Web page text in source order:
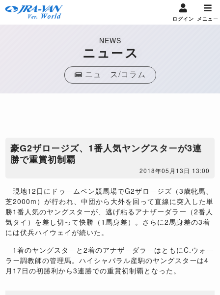
ログイン メニュー
NEWS
ニュース
ニュース/コラム
豪G2ザロージズ、1番人気ヤングスターが3連
勝で重賞初制覇
2018年05月13日 13:00
現地12日にドゥームベン競馬場でG2ザロージズ（3歳牝馬、
芝2000m）が行われ、中団から大外を回って直線に突入した単
勝1番人気のヤングスターが、逃げ粘るアナザーダラー（2番人
気タイ）を差し切って快勝（1馬身差）。さらに2馬身差の3着
には伏兵ハイウェイが続いた。
1着のヤングスターと2着のアナザーダラーはともにC.ウォー
ラー調教師の管理馬。ハイシャパラル産駒のヤングスターは4
月17日の初勝利から3連勝での重賞初制覇となった。